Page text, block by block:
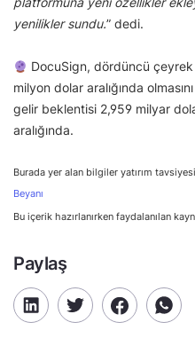
yenilikler sundu.” dedi.
DocuSign, dördüncü
milyon dolar aralığında
gelir beklentisi 2,959 milyar
aralığında.
Burada yer alan bilgiler yatırım
Beyanı
Bu içerik hazırlanırken faydalanılan
Paylaş